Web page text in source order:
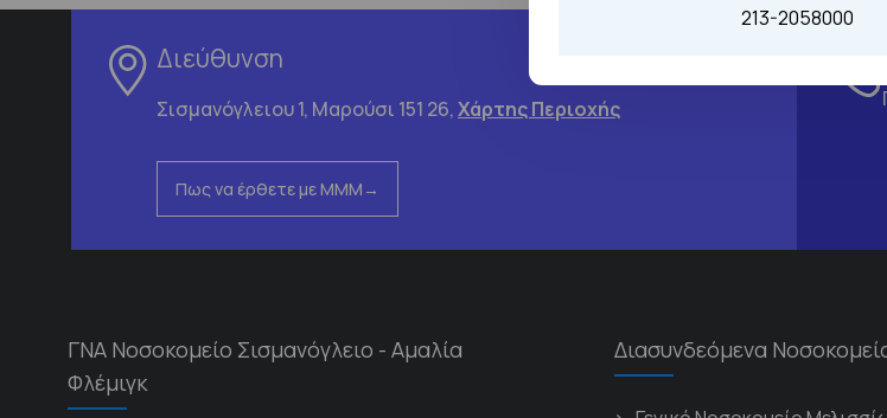
213-2058000
Διεύθυνση
Σισμανόγλειου 1, Μαρούσι 151 26,Χάρτης Περιοχής
Πως να έρθετε με ΜΜΜ
ΓΝΑ Νοσοκομείο Σισμανόγλειο - Αμαλία
Φλέμιγκ
Διασυνδεόμενα